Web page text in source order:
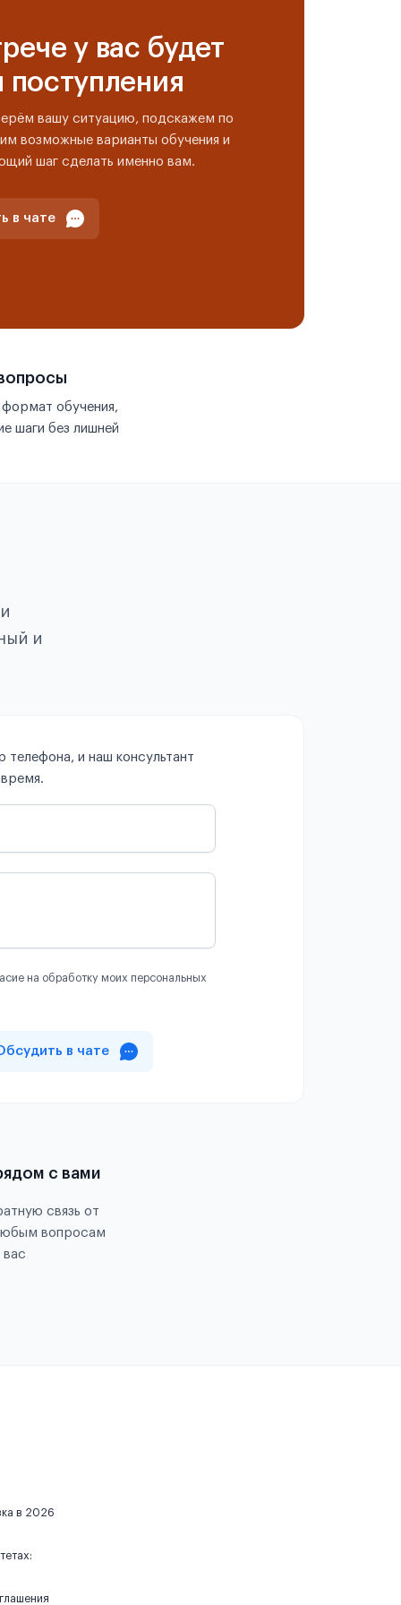
у вас будет
поступления
вашу ситуацию, подскажем по
возможные варианты обучения и
шаг сделать именно вам.
в чате
обучения,
шаги без лишней
и
и наш консультант
на обработку моих персональных
в чате
с вами
связь от
вопросам
в 2026